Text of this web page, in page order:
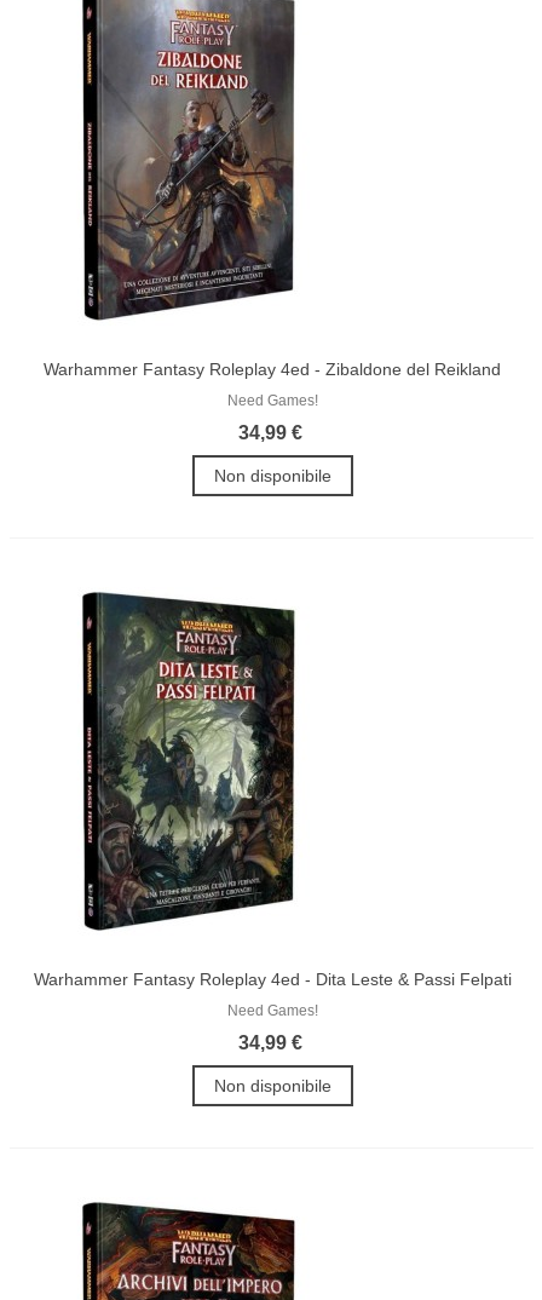
Warhammer Fantasy Roleplay 4ed - Zibaldone del Reikland
Need Games!
34,99 €
Non disponibile
Warhammer Fantasy Roleplay 4ed - Dita Leste & Passi Felpati
Need Games!
34,99 €
Non disponibile